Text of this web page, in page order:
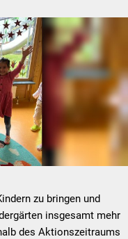
zu bringen und
insgesamt mehr
des Aktionszeitraums